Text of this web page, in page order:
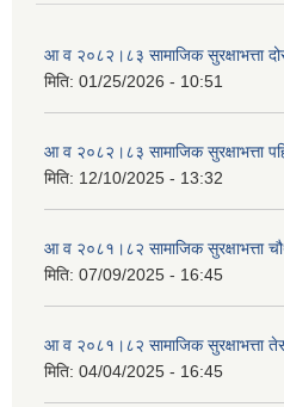
आ व २०८२।८३ सामाजिक सुरक्षाभत्ता
मिति: 01/25/2026 - 10:51
आ व २०८२।८३ सामाजिक सुरक्षाभत्ता
मिति: 12/10/2025 - 13:32
आ व २०८१।८२ सामाजिक सुरक्षाभत्ता
मिति: 07/09/2025 - 16:45
आ व २०८१।८२ सामाजिक सुरक्षाभत्ता
मिति: 04/04/2025 - 16:45